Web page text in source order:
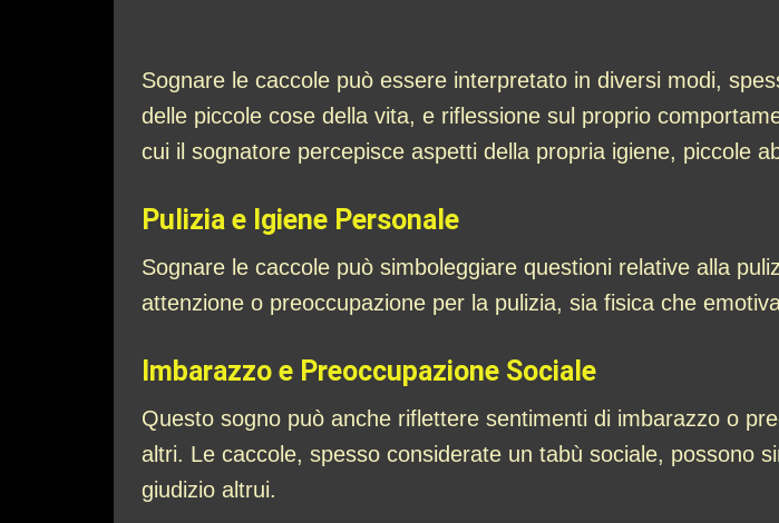
Sognare le caccole può essere interpretato in diversi modi,
delle piccole cose della vita, e riflessione sul proprio
cui il sognatore percepisce aspetti della propria igiene, piccole
Pulizia e Igiene Personale
Sognare le caccole può simboleggiare questioni relative alla
attenzione o preoccupazione per la pulizia, sia fisica che
Imbarazzo e Preoccupazione Sociale
Questo sogno può anche riflettere sentimenti di imbarazzo o
altri. Le caccole, spesso considerate un tabù sociale, possono
giudizio altrui.